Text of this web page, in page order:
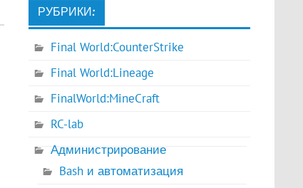
РУБРИКИ:
Final World:CounterStrike
Final World:Lineage
FinalWorld:MineCraft
RC-lab
Администрирование
Bash и автоматизация